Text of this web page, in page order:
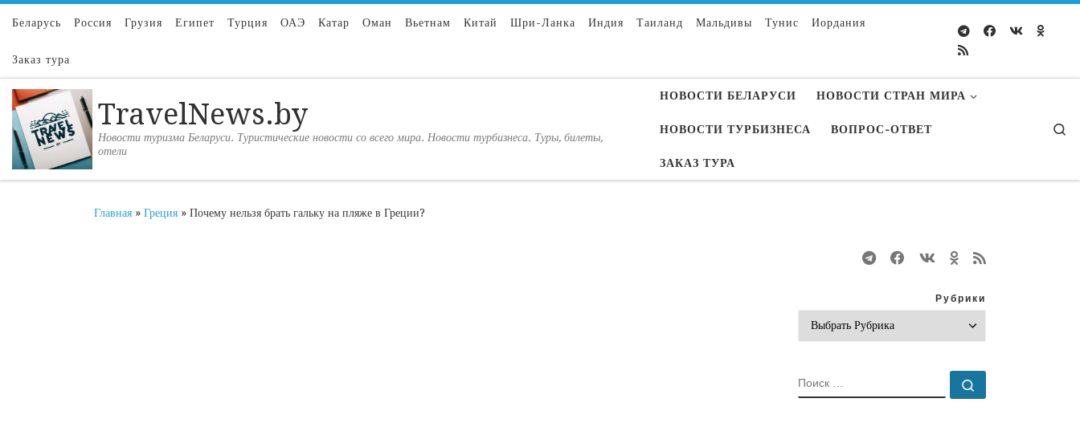
Перейти к содержимому
Беларусь Россия Грузия Египет Турция ОАЭ Катар Оман Вьетнам Китай Шри-Ланка Индия Таиланд Мальдивы Тунис Иордания
Заказ тура
TravelNews.by
Новости туризма Беларуси. Туристические новости со всего мира. Новости турбизнеса. Туры, билеты,
отели
НОВОСТИ БЕЛАРУСИ НОВОСТИ СТРАН МИРА
НОВОСТИ ТУРБИЗНЕСА ВОПРОС-ОТВЕТ
ЗАКАЗ ТУРА
Главная » Греция » Почему нельзя брать гальку на пляже в Греции?
Рубрики
ПОИСК